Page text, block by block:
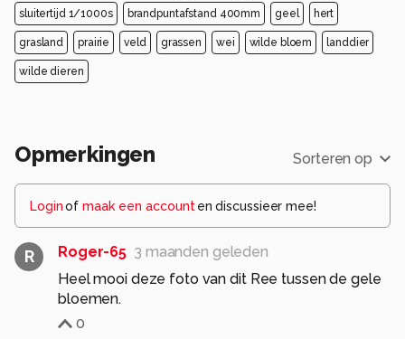
sluitertijd 1/1000s brandpuntafstand 400mm geel hert
grasland prairie veld grassen wei wilde bloem landdier
wilde dieren
Opmerkingen Sorteren op
Loginof maak een account en discussieer mee!
R Roger-65 3 maanden geleden
Heel mooi deze foto van dit Ree tussen de gele
bloemen.
0